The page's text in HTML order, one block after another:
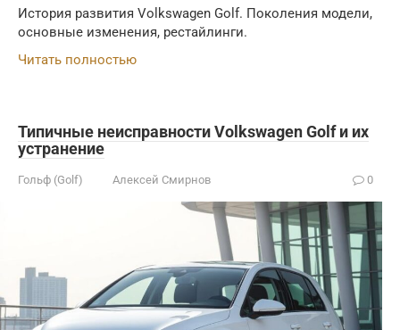
История развития Volkswagen Golf. Поколения модели,
основные изменения, рестайлинги.
Читать полностью
Типичные неисправности Volkswagen Golf и их
устранение
Гольф (Golf) Алексей Смирнов 0